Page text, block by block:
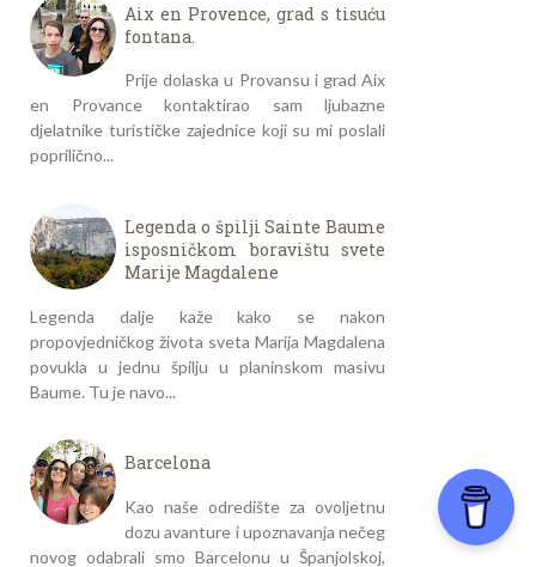
Aix en Provence, grad s tisuću
fontana.
Prije dolaska u Provansu i grad Aix
en Provance kontaktirao sam ljubazne
djelatnike turističke zajednice koji su mi poslali
poprilično...
Legenda o špilji Sainte Baume
isposničkom boravištu svete
Marije Magdalene
Legenda dalje kaže kako se nakon
propovjedničkog života sveta Marija Magdalena
povukla u jednu špilju u planinskom masivu
Baume. Tu je navo...
Barcelona
Kao naše odredište za ovoljetnu
dozu avanture i upoznavanja nečeg
novog odabrali smo Barcelonu u Španjolskoj,